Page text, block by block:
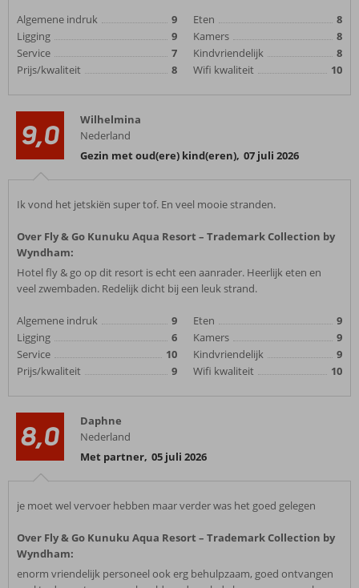
Algemene indruk
9
Ligging
9
Service
7
Prijs/kwaliteit
8
Eten
8
Kamers
8
Kindvriendelijk
8
Wifi kwaliteit
10
9,0
Wilhelmina
Nederland
Gezin met oud(ere) kind(eren), 07 juli 2026
Ik vond het jetskiën super tof. En veel mooie stranden.
Over Fly & Go Kunuku Aqua Resort – Trademark Collection by
Wyndham:
Hotel fly & go op dit resort is echt een aanrader. Heerlijk eten en
veel zwembaden. Redelijk dicht bij een leuk strand.
Algemene indruk
9
Ligging
6
Service
10
Prijs/kwaliteit
9
Eten
9
Kamers
9
Kindvriendelijk
9
Wifi kwaliteit
10
8,0
Daphne
Nederland
Met partner, 05 juli 2026
je moet wel vervoer hebben maar verder was het goed gelegen
Over Fly & Go Kunuku Aqua Resort – Trademark Collection by
Wyndham:
enorm vriendelijk personeel ook erg behulpzaam, goed ontvangen